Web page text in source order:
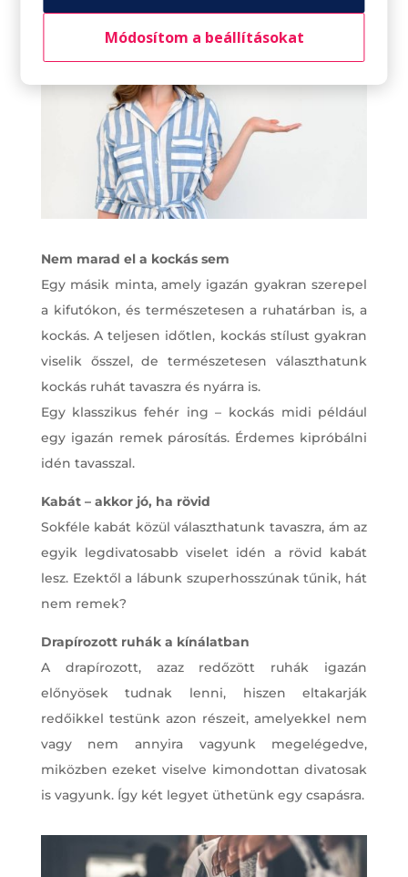
Nem marad el a kockás sem
Egy másik minta, amely igazán gyakran szerepel
a kifutókon, és természetesen a ruhatárban is, a
kockás. A teljesen időtlen, kockás stílust gyakran
viselik ősszel, de természetesen választhatunk
kockás ruhát tavaszra és nyárra is.
Egy klasszikus fehér ing – kockás midi például
egy igazán remek párosítás. Érdemes kipróbálni
idén tavasszal.
Kabát – akkor jó, ha rövid
Sokféle kabát közül választhatunk tavaszra, ám az
egyik legdivatosabb viselet idén a rövid kabát
lesz. Ezektől a lábunk szuperhosszúnak tűnik, hát
nem remek?
Drapírozott ruhák a kínálatban
A drapírozott, azaz redőzött ruhák igazán
előnyösek tudnak lenni, hiszen eltakarják
redőikkel testünk azon részeit, amelyekkel nem
vagy nem annyira vagyunk megelégedve,
miközben ezeket viselve kimondottan divatosak
is vagyunk. Így két legyet üthetünk egy csapásra.
Módosítom a beállításokat